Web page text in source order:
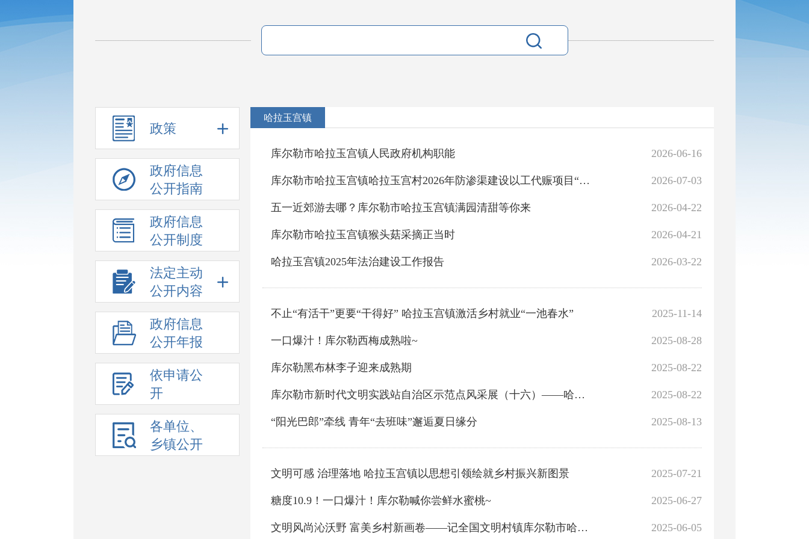
政策
政府信息
公开指南
政府信息
公开制度
法定主动
公开内容
政府信息
公开年报
依申请公
开
各单位、
乡镇公开
哈拉玉宫镇
2026-06-16
库尔勒市哈拉玉宫镇人民政府机构职能
2026-07-03
库尔勒市哈拉玉宫镇哈拉玉宫村2026年防渗渠建设以工代赈项目“租购聘”询价公告
2026-04-22
五一近郊游去哪？库尔勒市哈拉玉宫镇满园清甜等你来
2026-04-21
库尔勒市哈拉玉宫镇猴头菇采摘正当时
2026-03-22
哈拉玉宫镇2025年法治建设工作报告
2025-11-14
不止“有活干”更要“干得好” 哈拉玉宫镇激活乡村就业“一池春水”
2025-08-28
一口爆汁！库尔勒西梅成熟啦~
2025-08-22
库尔勒黑布林李子迎来成熟期
2025-08-22
库尔勒市新时代文明实践站自治区示范点风采展（十六）——哈拉玉宫镇中多尕村新时代文明实践站
2025-08-13
“阳光巴郎”牵线 青年“去班味”邂逅夏日缘分
2025-07-21
文明可感 治理落地 哈拉玉宫镇以思想引领绘就乡村振兴新图景
2025-06-27
糖度10.9！一口爆汁！库尔勒喊你尝鲜水蜜桃~
2025-06-05
文明风尚沁沃野 富美乡村新画卷——记全国文明村镇库尔勒市哈拉玉宫镇中多尕村